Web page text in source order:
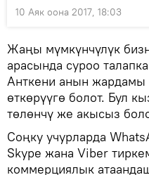
10 Аяк оона 2017, 18:03
Жаңы мүмкүнчүлүк
арасында суроо
Анткени анын
өткөрүүгө болот. Бул
төлөнчү же акысыз
Соңку учурларда
Skype жана Viber
коммерциялык